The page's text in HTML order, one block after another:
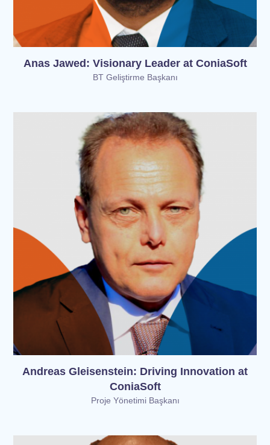
Anas Jawed: Visionary Leader at ConiaSoft
BT Geliştirme Başkanı
Andreas Gleisenstein: Driving Innovation at
ConiaSoft
Proje Yönetimi Başkanı